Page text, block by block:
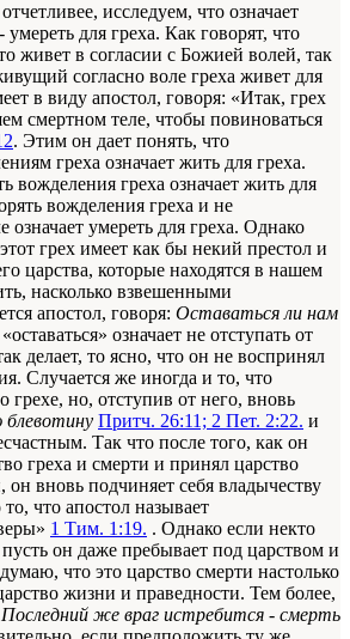
исследуем, что означает
для греха. Как говорят, что
живет в согласии с Божией волей, так
согласно воле греха живет для
в виду апостол, говоря: «Итак, грех
смертном теле, чтобы повиноваться
. Этим он дает понять, что
греха означает жить для греха.
вожделения греха означает жить для
вожделения греха и не
означает умереть для греха. Однако
грех имеет как бы некий престол и
царства, которые находятся в нашем
насколько взвешенными
апостол, говоря: Оставаться ли нам
означает не отступать от
делает, то ясно, что он не воспринял
Случается же иногда и то, что
грехе, но, отступив от него, вновь
блевотину Притч. 26:11; 2 Пет. 2:22. и
Так что после того, как он
греха и смерти и принял царство
вновь подчиняет себя владычеству
что апостол называет
1 Тим. 1:19. . Однако если некто
пусть он даже пребывает под царством и
что это царство смерти настолько
жизни и праведности. Тем более,
Последний же враг истребится - смерть